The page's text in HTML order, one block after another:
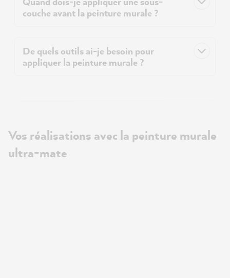
couche avant la peinture murale ?
De quels outils ai-je besoin pour
appliquer la peinture murale ?
Vos réalisations avec la peinture murale
ultra-mate